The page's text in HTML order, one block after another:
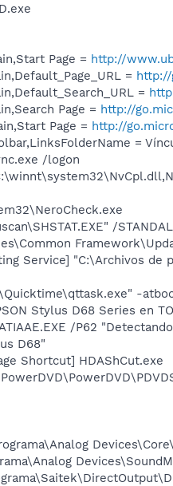
Page = http://
=
=
Page = http://
Page = http://
=
/logon
/
Service] "C:\Archivos de
-
Stylus D68 Series en
/P62
D68"
Shortcut] HDAShCut.exe